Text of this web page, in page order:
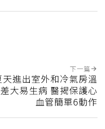
下一篇
天進出室外和冷氣房溫
差大易生病 醫揭保護心
血管簡單6動作